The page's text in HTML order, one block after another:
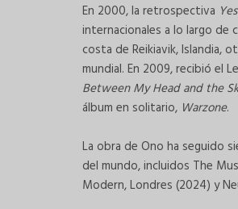
En 2000, la retrospectiva
internacionales a lo largo de
costa de Reikiavik, Islandia,
mundial. En 2009, recibió el
Between My Head and the
álbum en solitario, Warzone.
La obra de Ono ha seguido
del mundo, incluidos The
Modern, Londres (2024) y